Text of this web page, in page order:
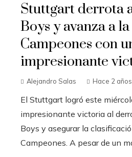
Stuttgart derrota
Boys y avanza a
Campeones con
impresionante
Alejandro Salas Hace 2 años
El Stuttgart logró este
impresionante victoria al
Boys y asegurar la
Campeones. A pesar de un